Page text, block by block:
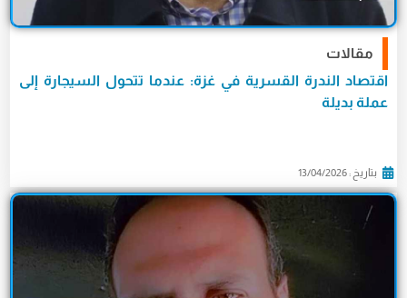
مقالات
اقتصاد الندرة القسرية في غزة: عندما تتحول السيجارة إلى
عملة بديلة
بتاريخ : 13/04/2026